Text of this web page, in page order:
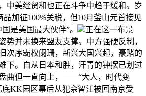
中美经贸和也正在斗争中趋于缓和。岁
加征100%关税，但10月釜山元首接见
是美国最大伙伴”。
正在这一布景
势并未换来盟友支撑。中方强硬反制，
次序霸权阑珊，新兴大国兴起，豪赌的
下。自从日本和胜，汗青的钟摆已划过
曲但一直向上，——“大人，时代变
底KK园区幕后从犯佘智江被回南京受